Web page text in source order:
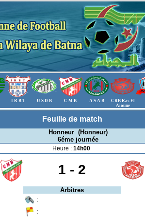
I.R.B.T U.S.D.B C.M.B A.S.A.B
CRB Ras El
Aioune
Feuille de match
Honneur (Honneur)
6éme journée
Heure : 14h00
1 - 2
Arbitres
:
: